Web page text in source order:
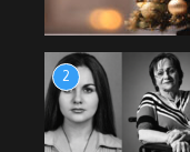
2